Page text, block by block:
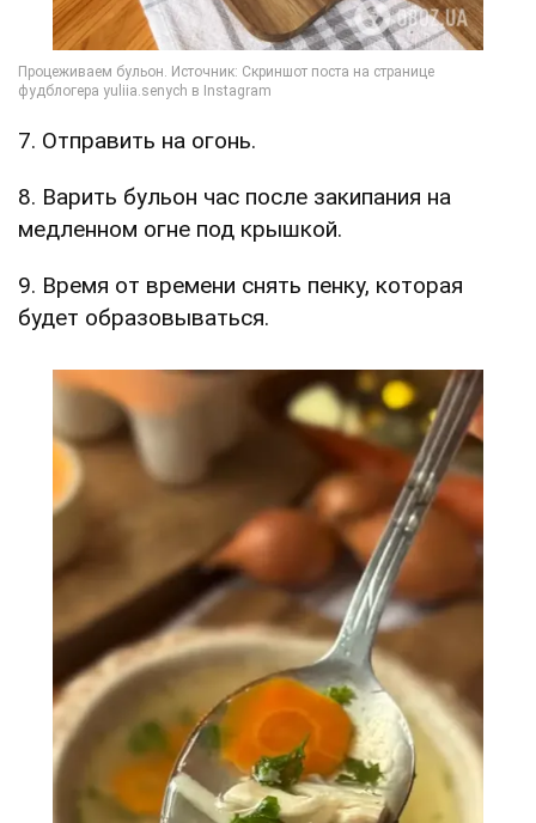
7. Отправить на огонь.
8. Варить бульон час после закипания на
медленном огне под крышкой.
9. Время от времени снять пенку, которая
будет образовываться.